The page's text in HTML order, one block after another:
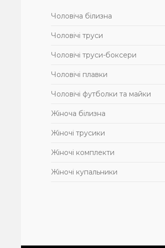
Чоловіча білизна
Чоловічі труси
Чоловічі труси-боксери
Чоловічі плавки
Чоловічі футболки та майки
Жіноча білизна
Жіночі трусики
Жіночі комплекти
Жіночі купальники